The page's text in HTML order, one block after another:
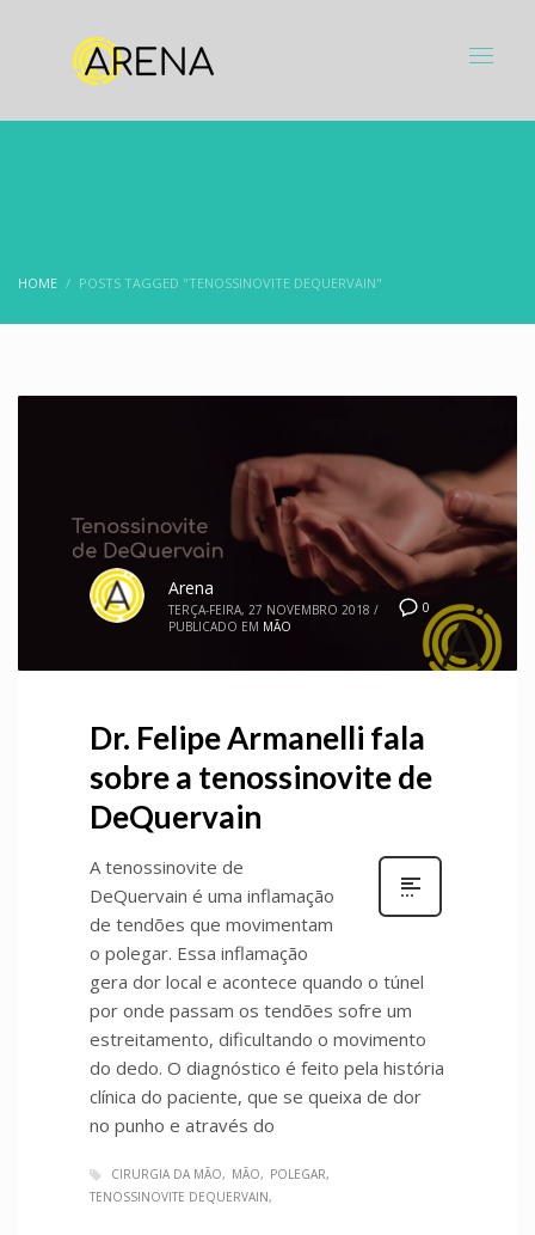
HOME POSTS TAGGED "TENOSSINOVITE DEQUERVAIN"
0
Arena
TERÇA-FEIRA, 27 NOVEMBRO 2018 /
PUBLICADO EM MÃO
Dr. Felipe Armanelli fala
sobre a tenossinovite de
DeQuervain
A tenossinovite de
DeQuervain é uma inflamação
de tendões que movimentam
o polegar. Essa inflamação
gera dor local e acontece quando o túnel
por onde passam os tendões sofre um
estreitamento, dificultando o movimento
do dedo. O diagnóstico é feito pela história
clínica do paciente, que se queixa de dor
no punho e através do
CIRURGIA DA MÃO MÃO
POLEGAR
TENOSSINOVITE DEQUERVAIN